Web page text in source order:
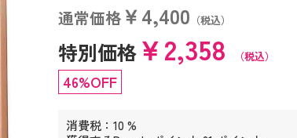
通常価格￥4,400 （税込）
特別価格￥2,358 （税込）
46%OFF
消費税：10 %